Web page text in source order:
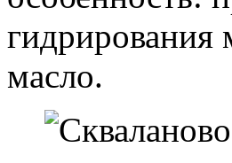
гидрирования
масло.